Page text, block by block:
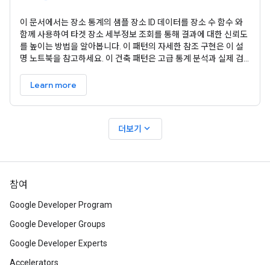
이 문서에서는 장소 통계의 샘플 장소 ID 데이터를 장소 수 함수 와
함께 사용하여 타겟 장소 세부정보 조회를 통해 결과에 대한 신뢰도
를 높이는 방법을 알아봅니다. 이 패턴의 자세한 참조 구현은 이 설
명 노트북을 참고하세요. 이 건축 패턴은 고급 통계 분석과 실제 검
BigQuery 의 규모와 Places API 의 정확성을 결합하여 분석 결과
를 확실하게 검증할 수 있습니다. 이는
Learn more
더보기 expand_more
참여
Google Developer Program
Google Developer Groups
Google Developer Experts
Accelerators